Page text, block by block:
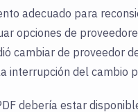
adecuado para
opciones de
cambiar de proveedor
interrupción del cambio
debería estar